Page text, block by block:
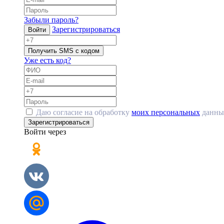
Забыли пароль?
Войти Зарегистрироваться
Получить SMS с кодом
Уже есть код?
Даю согласие на обработку моих персональных
Зарегистрироваться
Войти через